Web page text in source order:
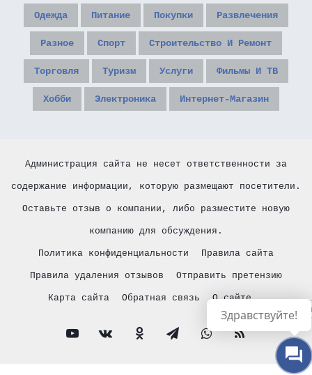
Одежда Питание Покупки Развлечения
Разное Спорт Строительство И Ремонт
Торговля Туризм Услуги Фильмы И ТВ
Хобби Электроника Интернет-Магазин
Администрация сайта не несет ответственности за
содержание информации, которую размещают посетители.
Оставьте отзыв о компании, либо разместите новую
компанию для обсуждения.
Политика конфиденциальности Правила сайта
Правила удаления отзывов Отправить претензию
Карта сайта Обратная связь
О сайте
YouTubevk.comОдноклассники
TelegramWhatsApp
RSS
Здравствуйте!